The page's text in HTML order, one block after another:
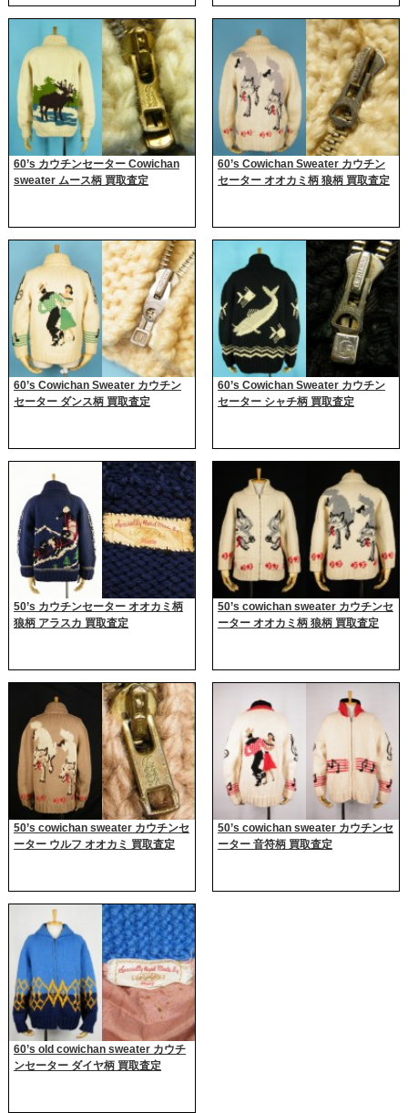
60’s カウチンセーター Cowichan
sweater ムース柄 買取査定
60’s Cowichan Sweater カウチン
セーター オオカミ柄 狼柄 買取査定
60’s Cowichan Sweater カウチン
セーター ダンス柄 買取査定
60’s Cowichan Sweater カウチン
セーター シャチ柄 買取査定
50’s カウチンセーター オオカミ柄
狼柄 アラスカ 買取査定
50’s cowichan sweater カウチンセ
ーター オオカミ柄 狼柄 買取査定
50’s cowichan sweater カウチンセ
ーター ウルフ オオカミ 買取査定
50’s cowichan sweater カウチンセ
ーター 音符柄 買取査定
60’s old cowichan sweater カウチ
ンセーター ダイヤ柄 買取査定